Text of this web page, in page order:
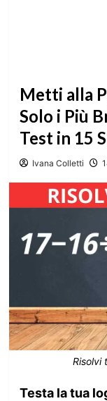
Metti alla
Solo i Più
Test in 15
Ivana Colletti
Risolvi
Testa la tua